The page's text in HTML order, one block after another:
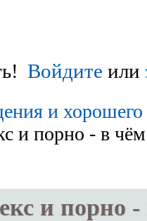
Войдите или
и хорошего
и порно - в
и порно